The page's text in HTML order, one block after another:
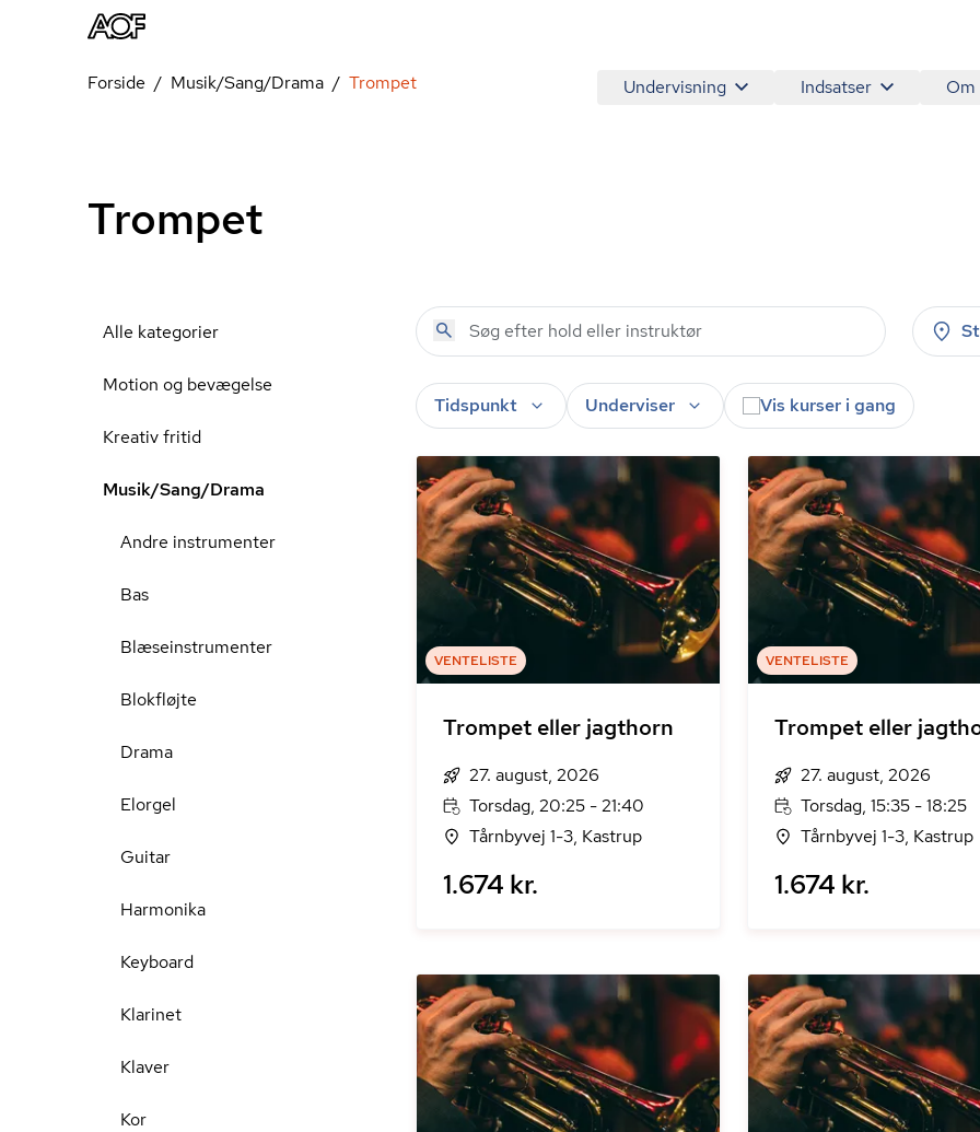
Undervisning Indsatser Om
Forside Musik/Sang/Drama Trompet
Trompet
Alle kategorier
Motion og bevægelse
Kreativ fritid
Musik/Sang/Drama
Andre instrumenter
Bas
Blæseinstrumenter
Blokfløjte
Drama
Elorgel
Guitar
Harmonika
Keyboard
Klarinet
Klaver
Kor
Tidspunkt Underviser Vis kurser i gang
VENTELISTE
Trompet eller jagthorn
27. august, 2026
Torsdag, 20:25 - 21:40
Tårnbyvej 1-3, Kastrup
1.674 kr.
VENTELISTE
Trompet eller
27. august, 2026
Torsdag, 15:35 - 18:25
Tårnbyvej 1-3, Kastrup
1.674 kr.